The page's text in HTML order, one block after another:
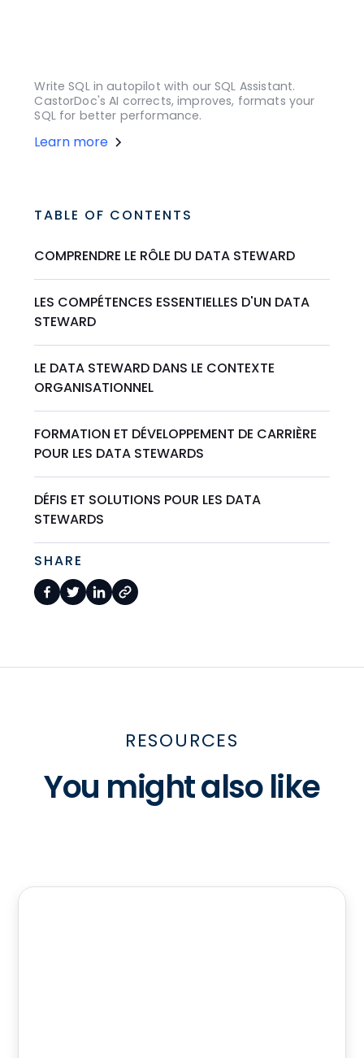
Write SQL in autopilot with our SQL Assistant.
CastorDoc's AI corrects, improves, formats your
SQL for better performance.
Learn more
TABLE OF CONTENTS
COMPRENDRE LE RÔLE DU DATA STEWARD
LES COMPÉTENCES ESSENTIELLES D'UN DATA
STEWARD
LE DATA STEWARD DANS LE CONTEXTE
ORGANISATIONNEL
FORMATION ET DÉVELOPPEMENT DE CARRIÈRE
POUR LES DATA STEWARDS
DÉFIS ET SOLUTIONS POUR LES DATA
STEWARDS
SHARE
RESOURCES
You might also like